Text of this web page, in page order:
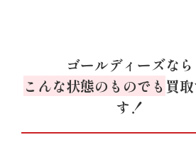
ゴールディーズなら
こんな状態のものでも 買
す！